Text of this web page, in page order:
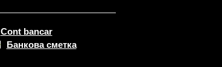
Cont bancar
Банкова сметка